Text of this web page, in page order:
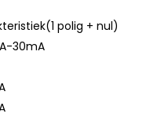
polig + nul)
30mA